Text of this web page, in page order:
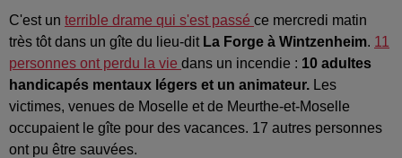
C'est un terrible drame qui s'est passé ce mercredi matin
très tôt dans un gîte du lieu-dit La Forge à Wintzenheim. 11
personnes ont perdu la vie dans un incendie : 10 adultes
handicapés mentaux légers et un animateur. Les
victimes, venues de Moselle et de Meurthe-et-Moselle
occupaient le gîte pour des vacances. 17 autres personnes
ont pu être sauvées.